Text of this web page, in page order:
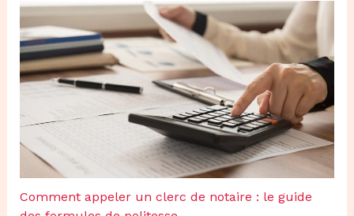
Comment appeler un clerc de notaire : le guide